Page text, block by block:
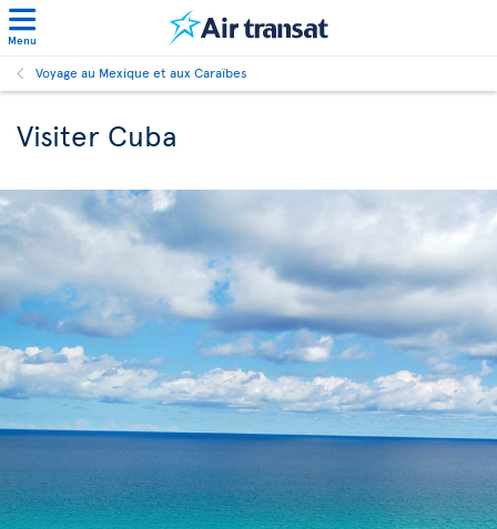
Menu
Voyage au Mexique et aux Caraïbes
Visiter Cuba